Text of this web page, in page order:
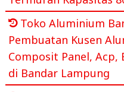
Toko Aluminium
Pembuatan Kusen
Composit Panel, Acp,
di Bandar Lampung